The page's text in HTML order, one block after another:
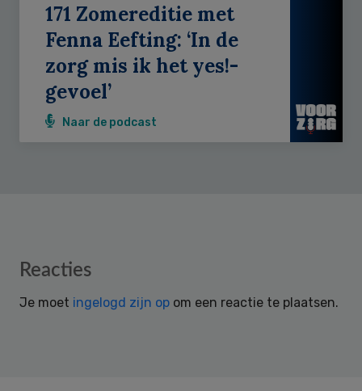
171 Zomereditie met
Fenna Eefting: ‘In de
zorg mis ik het yes!-
gevoel’
Naar de podcast
Reader
Reacties
Je moet ingelogd zijn op om een reactie te plaatsen.